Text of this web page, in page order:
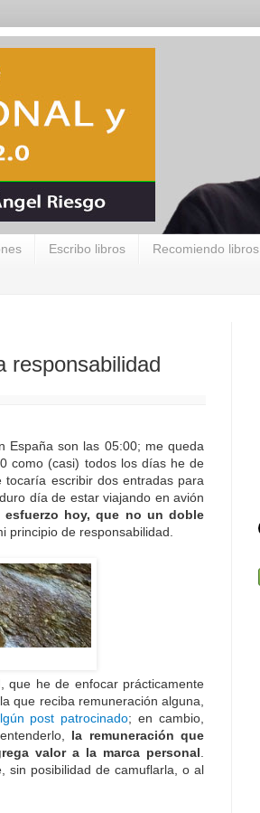
Escribo libros Recomiendo libros
responsabilidad
España son las 05:00; me queda
como (casi) todos los días he de
escribir dos entradas para
día de estar viajando en avión
hoy, que no un doble
principio de responsabilidad.
que he de enfocar prácticamente
que reciba remuneración alguna,
post patrocinado; en cambio,
la remuneración que
valor a la marca personal
sin posibilidad de camuflarla, o al